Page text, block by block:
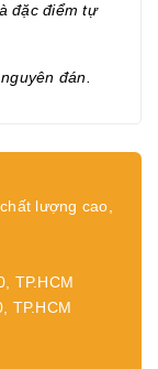
đặc điểm tự
đán.
lượng cao,
TP.HCM
TP.HCM